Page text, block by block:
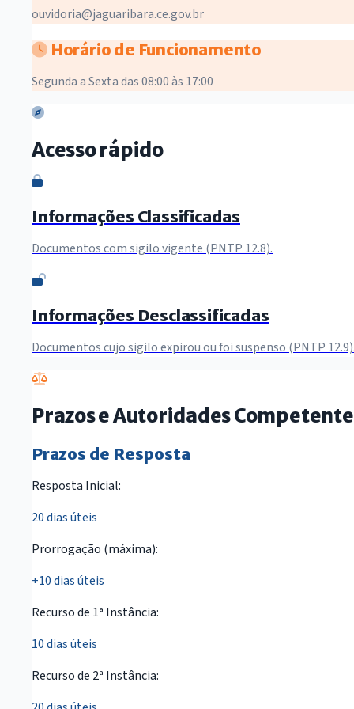
ouvidoria@jaguaribara.ce.gov.br
Horário de Funcionamento
Segunda a Sexta das 08:00 às 17:00
Acesso rápido
Informações Classificadas
Documentos com sigilo vigente (PNTP 12.8).
Informações Desclassificadas
Documentos cujo sigilo expirou ou foi suspenso (PNTP
Prazos e Autoridades
Prazos de Resposta
Resposta Inicial:
20 dias úteis
Prorrogação (máxima):
+10 dias úteis
Recurso de 1ª Instância:
10 dias úteis
Recurso de 2ª Instância: